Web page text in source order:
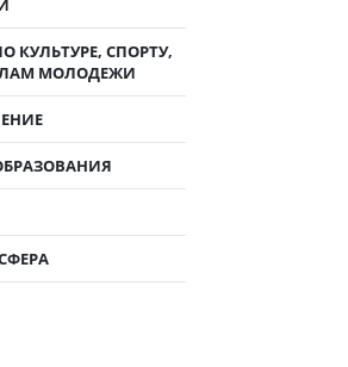
КУЛЬТУРЕ, СПОРТУ,
МОЛОДЕЖИ